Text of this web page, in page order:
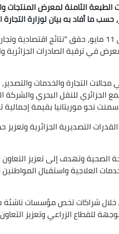
الطبعة الثامنة لمعرض المنتجات
في ترقية الصادرات الجزائرية
18 اتفاقية جديدة في مجالات التجارة
الجزائري للنقل البحري والشركة
التصديرية الجزائرية
الصحية وتهدف إلى تعزيز
العلاجية واستقبال
خلال شراكات تخص مؤسسات
للقطاع الزراعي وتعزيز التعاون